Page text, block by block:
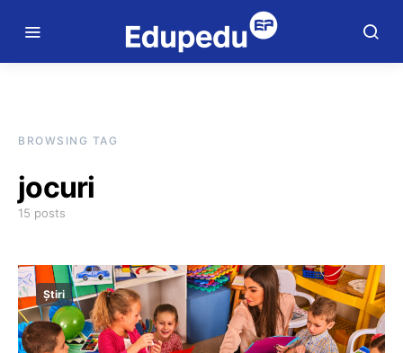
BROWSING TAG
jocuri
15 posts
Știri